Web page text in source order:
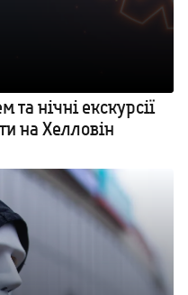
та нічні екскурсії
на Хелловін